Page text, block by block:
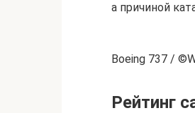
а причиной
Boeing 737 /
Рейтинг